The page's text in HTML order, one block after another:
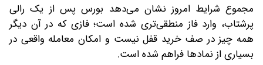
مجموع شرایط امروز نشان می‌دهد بورس پس از یک رالی
پرشتاب، وارد فاز منطقی‌تری شده است؛ فازی که در آن دیگر
همه چیز در صف خرید قفل نیست و امکان معامله واقعی در
بسیاری از نمادها فراهم شده است.